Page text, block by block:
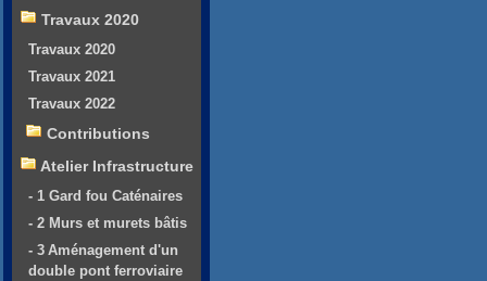
Travaux 2020
Travaux 2020
Travaux 2021
Travaux 2022
Contributions
Atelier Infrastructure
- 1 Gard fou Caténaires
- 2 Murs et murets bâtis
- 3 Aménagement d'un
double pont ferroviaire